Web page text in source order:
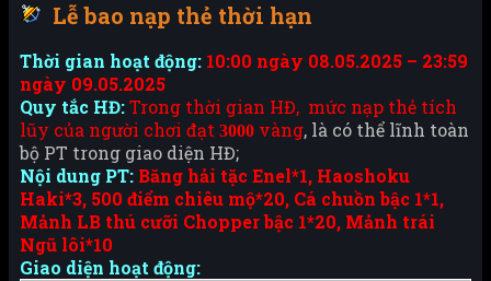
Lễ bao nạp thẻ thời hạn
Thời gian hoạt động: 10:00 ngày 08.05.2025 – 23:59
ngày 09.05.2025
Quy tắc HĐ:Trong thời gian HĐ, mức nạp thẻ tích
lũy của người chơi đạt 3000 vàng, là có thể lĩnh toàn
bộ PT trong giao diện HĐ;
Nội dung PT: Băng hải tặc Enel*1, Haoshoku
Haki*3, 500 điểm chiêu mộ*20, Cá chuồn bậc 1*1,
Mảnh LB thú cưỡi Chopper bậc 1*20, Mảnh trái
Ngũ lôi*10
Giao diện hoạt động: